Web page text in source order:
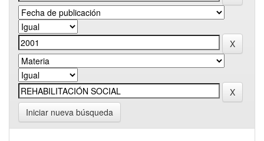
Iniciar nueva búsqueda